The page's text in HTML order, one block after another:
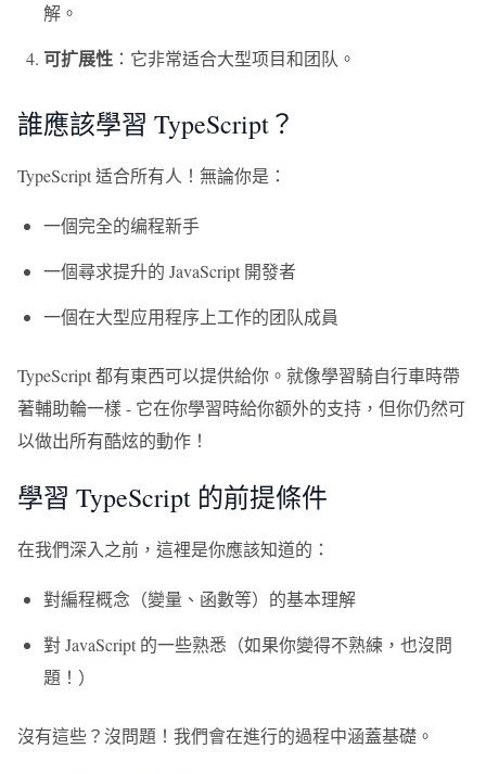
解。
可扩展性 ：它非常适合大型项目和团队。
誰應該學習 TypeScript？
TypeScript 适合所有人！無論你是：
一個完全的编程新手
一個尋求提升的 JavaScript 開發者
一個在大型应用程序上工作的团队成員
TypeScript 都有東西可以提供給你。就像學習騎自行車時帶
著輔助輪一樣 - 它在你學習時給你额外的支持，但你仍然可
以做出所有酷炫的動作！
學習 TypeScript 的前提條件
在我們深入之前，這裡是你應該知道的：
對編程概念（變量、函數等）的基本理解
對 JavaScript 的一些熟悉（如果你變得不熟練，也沒問
題！）
沒有這些？沒問題！我們會在進行的過程中涵蓋基礎。